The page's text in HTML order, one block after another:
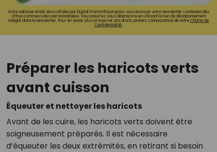
Votre adresse email sera utilisée par Digital Prisma Playerspour vous envoyer votre newsletter contenant des
offres commerciales personnalisées. Vous pourrez vous désinscrire en utilisant le lien de désabonnement
intégré dans la newsletter. Pour en savoir plus et exercer vos droits, prenez connaissance de notreCharte de
Confidentialité.
Préparer les haricots verts
avant cuisson
Équeuter et nettoyer les haricots
Avant de les cuire, les haricots verts doivent être
soigneusement préparés. Il est nécessaire
d’équeuter les deux extrémités, en retirant si besoin